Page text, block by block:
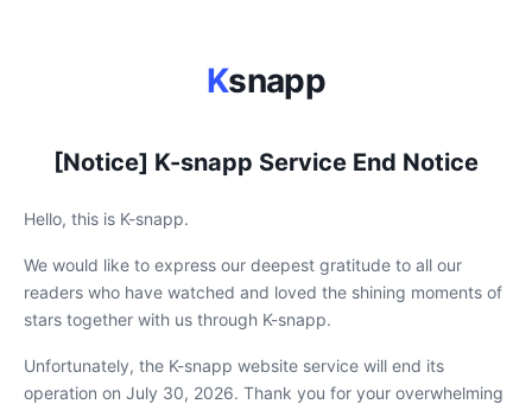
Ksnapp
[Notice] K-snapp Service End Notice
Hello, this is K-snapp.
We would like to express our deepest gratitude to all our
readers who have watched and loved the shining moments of
stars together with us through K-snapp.
Unfortunately, the K-snapp website service will end its
operation on July 30, 2026. Thank you for your overwhelming